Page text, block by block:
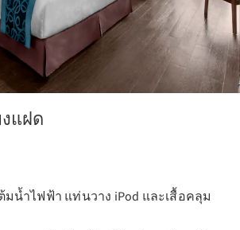
แฝด
มน้ำไฟฟ้า แท่นวาง iPod และเสื้อคลุม